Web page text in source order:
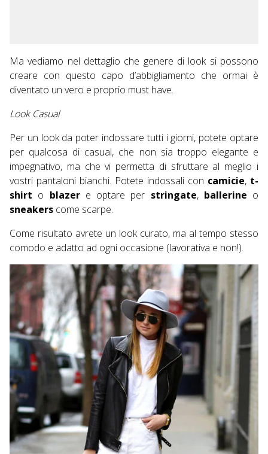
Ma vediamo nel dettaglio che genere di look si possono
creare con questo capo d’abbigliamento che ormai è
diventato un vero e proprio must have.
Look Casual
Per un look da poter indossare tutti i giorni, potete optare
per qualcosa di casual, che non sia troppo elegante e
impegnativo, ma che vi permetta di sfruttare al meglio i
vostri pantaloni bianchi. Potete indossali con camicie, t-
shirt o blazere optare per stringate, ballerine o
sneakers come scarpe.
Come risultato avrete un look curato, ma al tempo stesso
comodo e adatto ad ogni occasione (lavorativa e non!).